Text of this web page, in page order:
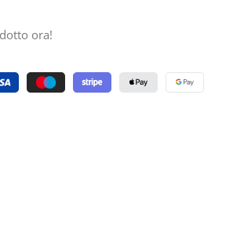
ora!